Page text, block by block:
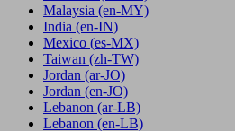
Malaysia (en-MY)
India (en-IN)
Mexico (es-MX)
Taiwan (zh-TW)
Jordan (ar-JO)
Jordan (en-JO)
Lebanon (ar-LB)
Lebanon (en-LB)